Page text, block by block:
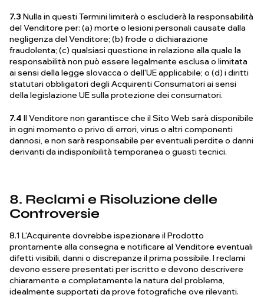
7.3 Nulla in questi Termini limiterà o escluderà la responsabilità
del Venditore per: (a) morte o lesioni personali causate dalla
negligenza del Venditore; (b) frode o dichiarazione
fraudolenta; (c) qualsiasi questione in relazione alla quale la
responsabilità non può essere legalmente esclusa o limitata
ai sensi della legge slovacca o dell'UE applicabile; o (d) i diritti
statutari obbligatori degli Acquirenti Consumatori ai sensi
della legislazione UE sulla protezione dei consumatori.
7.4 Il Venditore non garantisce che il Sito Web sarà disponibile
in ogni momento o privo di errori, virus o altri componenti
dannosi, e non sarà responsabile per eventuali perdite o danni
derivanti da indisponibilità temporanea o guasti tecnici.
8. Reclami e Risoluzione delle
Controversie
8.1 L'Acquirente dovrebbe ispezionare il Prodotto
prontamente alla consegna e notificare al Venditore eventuali
difetti visibili, danni o discrepanze il prima possibile. I reclami
devono essere presentati per iscritto e devono descrivere
chiaramente e completamente la natura del problema,
idealmente supportati da prove fotografiche ove rilevanti.